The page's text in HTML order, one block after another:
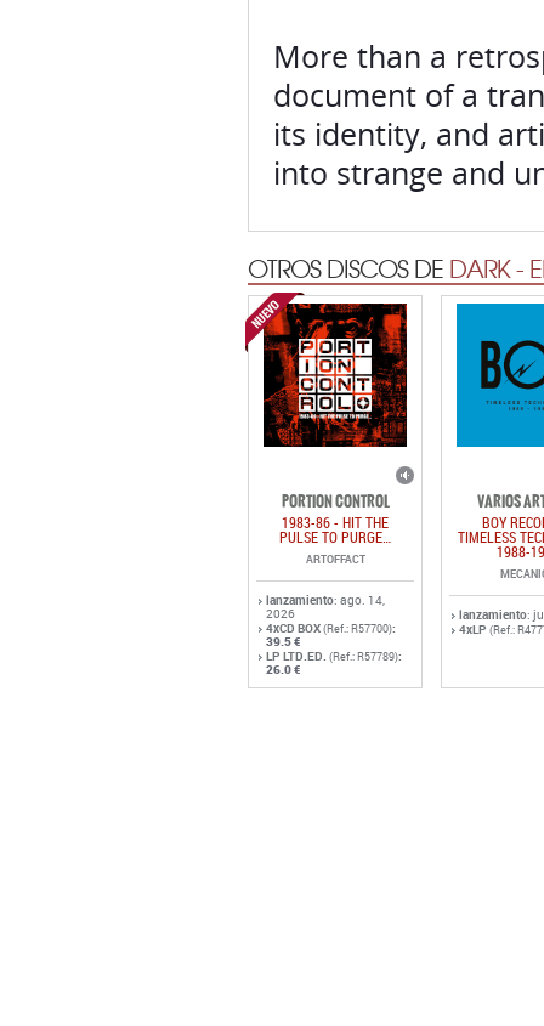
More than a
document of a
its identity, and
into strange and
OTROS DISCOS DE DARK -
PORTION CONTROL
1983-86 - HIT THE
PULSE TO PURGE…
ARTOFFACT
lanzamiento: ago. 14,
2026
4xCD BOX(Ref.: R57700):
39.5 €
LP LTD.ED. (Ref.: R57789):
26.0 €
VARIOS
BOY
TIMELESS
1988-
lanzamiento:
4xLP (Ref.: